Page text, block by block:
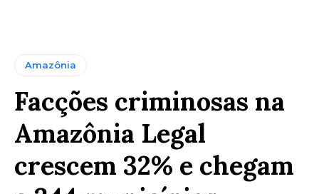
Amazônia
Facções criminosas na
Amazônia Legal
crescem 32% e chegam